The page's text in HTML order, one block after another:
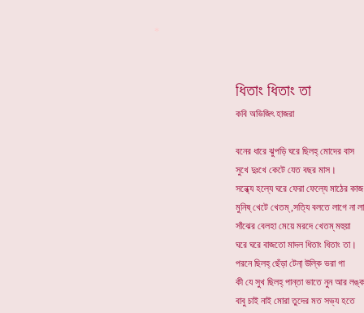
ধিতাং ধিতাং তা
কবি অভিজিৎ হাজরা
বনের ধারে ঝুপড়ি ঘরে ছিলহ্ মোদের বাস
সুখে দুঃখে কেটে যেত বছর মাস।
সন্ধ্যে হল্যে ঘরে ফেরা ফেল্যে মাঠের কাজ
মুনিষ্ খেটে খেতম্ ,সত্যি বলতে লাগে না
সাঁঝের বেলহা মেয়ে মরদে খেতম্ মহুয়া
ঘরে ঘরে বাজতো মাদল ধিতাং ধিতাং তা।
পরনে ছিলহ্ ছেঁড়া টেনা্ উল্কি ভরা গা
কী যে সুখ ছিলহ্ পান্তা ভাতে নুন আর
বাবু চাই নাই মোরা তুদের মত সভ্য হতে